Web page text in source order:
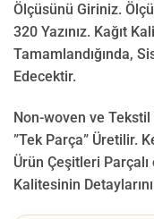
Ölçüsünü Giriniz.
320 Yazınız. Kağıt
Tamamlandığında,
Edecektir.
Non-woven ve Tekstil
”Tek Parça” Üretilir.
Ürün Çeşitleri
Kalitesinin